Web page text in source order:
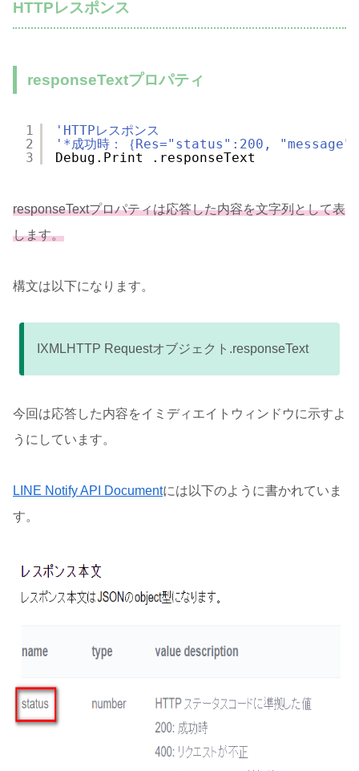
HTTPレスポンス
responseTextプロパティ
1
2
3
'HTTPレスポンス
'*成功時：｛Res="status":200,
Debug.Print .responseText
responseTextプロパティは応答した内容を文字列として表
します。
構文は以下になります。
IXMLHTTP Requestオブジェクト.responseText
今回は応答した内容をイミディエイトウィンドウに示すよ
うにしています。
LINE Notify API Documentには以下のように書かれていま
す。